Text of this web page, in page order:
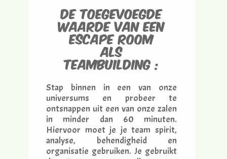
De toegevoegde
waarde van een
Escape Room
als
teambuilding :
Stap binnen in een van onze
universums en probeer te
ontsnappen uit een van onze zalen
in minder dan 60 minuten.
Hiervoor moet je je team spirit,
analyse, behendigheid en
organisatie gebruiken. Je gebruikt